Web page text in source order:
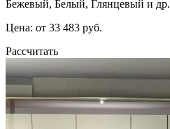
Бежевый, Белый, Глянцевый и др.
Цена: от 33 483 руб.
Рассчитать